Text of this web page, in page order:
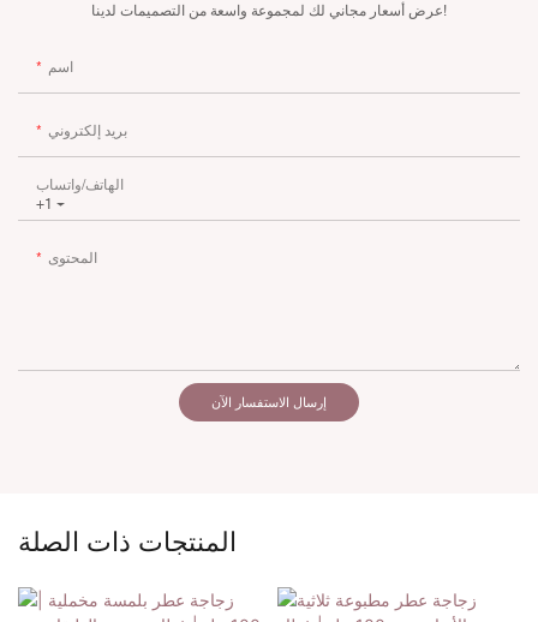
عرض أسعار مجاني لك لمجموعة واسعة من التصميمات لدينا!
اسم
بريد إلكتروني
+1
الهاتف/واتساب
المحتوى
إرسال الاستفسار الآن
المنتجات ذات الصلة